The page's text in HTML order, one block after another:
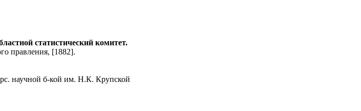
статистический комитет.
правления, [1882].
научной б-кой им. Н.К. Крупской